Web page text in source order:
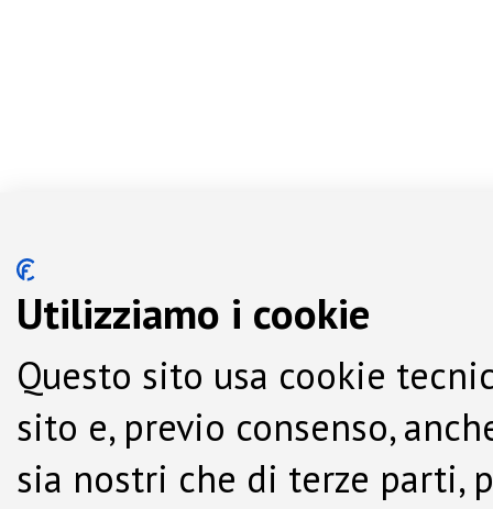
Utilizziamo i cookie
Questo sito usa cookie
sito e, previo consenso,
sia nostri che di terze parti,